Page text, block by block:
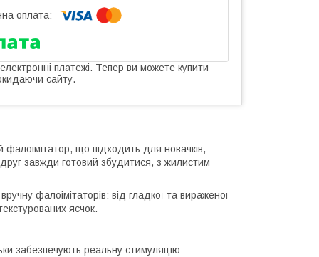
платежі. Тепер ви можете купити
сайту.
що підходить для новачків, —
завжди готовий збудитися, з жилистим
фалоімітаторів: від гладкої та вираженої
яєчок.
забезпечують реальну стимуляцію